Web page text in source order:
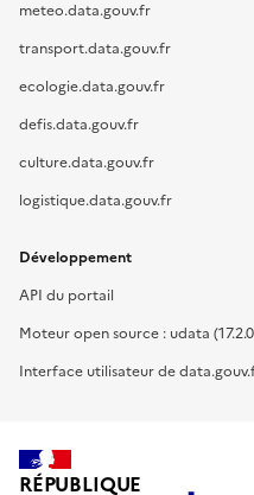
meteo.data.gouv.fr
transport.data.gouv.fr
ecologie.data.gouv.fr
defis.data.gouv.fr
culture.data.gouv.fr
logistique.data.gouv.fr
Développement
API du portail
Moteur open source : udata
Interface utilisateur de
RÉPUBLIQUE